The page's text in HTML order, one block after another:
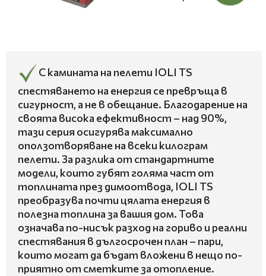
С камината на пелети IOLI TS
спестяването на енергия се превръща в
сигурност, а не в обещание. Благодарение на
своята висока ефективност – над 90%,
тази серия осигурява максимално
оползотворяване на всеки килограм
пелети. За разлика от стандартните
модели, които губят голяма част от
топлината през димоотвода, IOLI TS
преобразува почти цялата енергия в
полезна топлина за вашия дом. Това
означава по-нисък разход на гориво и реални
спестявания в дългосрочен план – пари,
които могат да бъдат вложени в нещо по-
приятно от сметките за отопление.